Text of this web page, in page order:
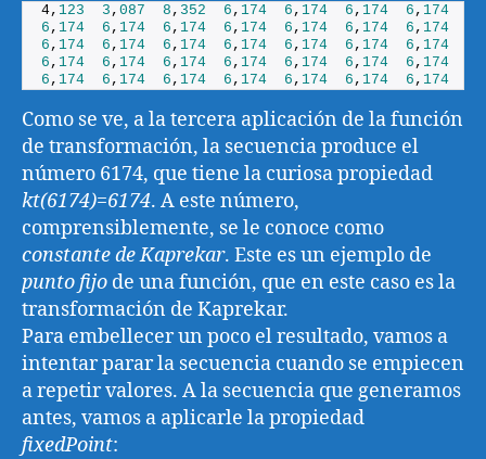
4, 123 3 , 087 8 , 352 6 , 174 6 , 174 6 , 174 6 , 174
6 , 174 6 , 174 6 , 174 6 , 174 6 , 174 6 , 174 6 , 174
6 , 174 6 , 174 6 , 174 6 , 174 6 , 174 6 , 174 6 , 174
6 , 174 6 , 174 6 , 174 6 , 174 6 , 174 6 , 174 6 , 174
6 , 174 6 , 174 6 , 174 6 , 174 6 , 174 6 , 174 6 , 174
Como se ve, a la tercera aplicación de la función
de transformación, la secuencia produce el
número 6174, que tiene la curiosa propiedad
kt(6174)=6174. A este número,
comprensiblemente, se le conoce como
constante de Kaprekar. Este es un ejemplo de
punto fijo de una función, que en este caso es la
transformación de Kaprekar.
Para embellecer un poco el resultado, vamos a
intentar parar la secuencia cuando se empiecen
a repetir valores. A la secuencia que generamos
antes, vamos a aplicarle la propiedad
fixedPoint: